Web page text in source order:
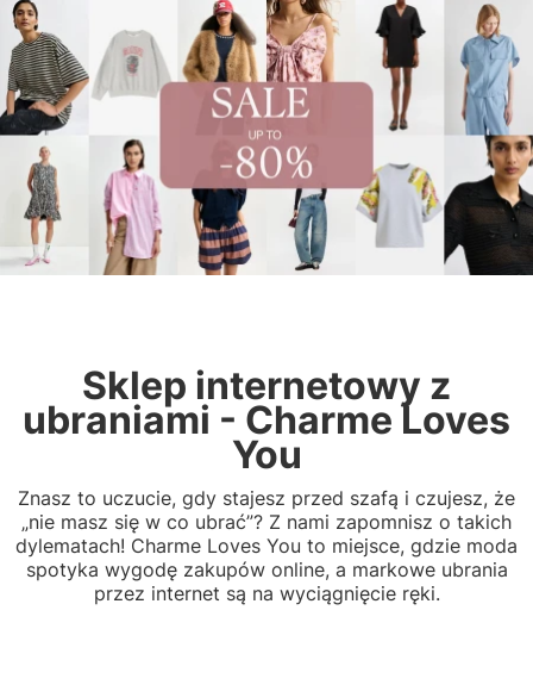
Sklep internetowy z
ubraniami - Charme Loves
You
Znasz to uczucie, gdy stajesz przed szafą i czujesz, że
„nie masz się w co ubrać”? Z nami zapomnisz o takich
dylematach! Charme Loves You to miejsce, gdzie moda
spotyka wygodę zakupów online, a markowe ubrania
przez internet są na wyciągnięcie ręki.